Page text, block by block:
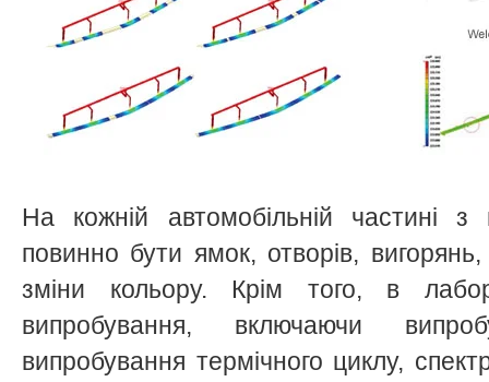
На кожній автомобільній частині з
повинно бути ямок, отворів,
зміни кольору. Крім того, в
випробування, включаючи
випробування термічного циклу,